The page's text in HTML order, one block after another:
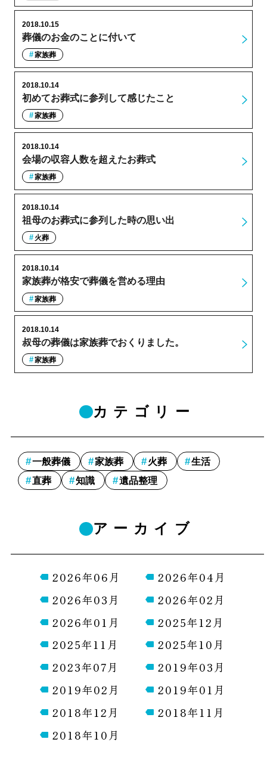
葬儀のお金のことに付いて
2018.10.15
家族葬
初めてお葬式に参列して感じたこと
2018.10.14
家族葬
会場の収容人数を超えたお葬式
2018.10.14
家族葬
祖母のお葬式に参列した時の思い出
2018.10.14
火葬
家族葬が格安で葬儀を営める理由
2018.10.14
家族葬
叔母の葬儀は家族葬でおくりました。
2018.10.14
家族葬
カテゴリー
一般葬儀 家族葬 火葬
生活
直葬
知識 遺品整理
アーカイブ
2026年06月
2026年04月
2026年03月
2026年02月
2026年01月
2025年12月
2025年11月
2025年10月
2023年07月
2019年03月
2019年02月
2019年01月
2018年12月
2018年11月
2018年10月